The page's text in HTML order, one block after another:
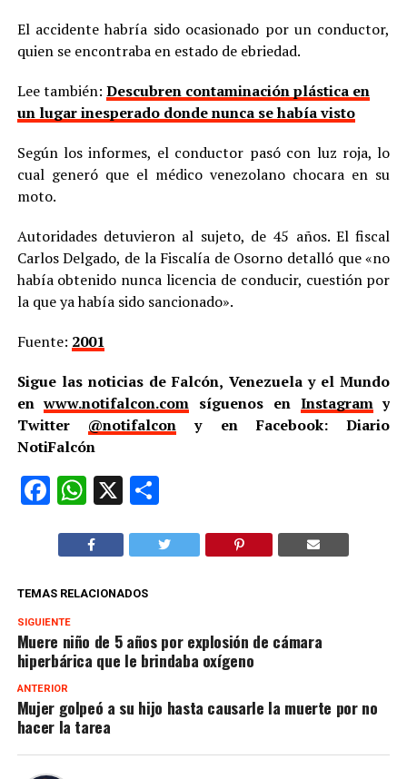
El accidente habría sido ocasionado por un conductor,
quien se encontraba en estado de ebriedad.
Lee también: Descubren contaminación plástica en
un lugar inesperado donde nunca se había visto
Según los informes, el conductor pasó con luz roja, lo
cual generó que el médico venezolano chocara en su
moto.
Autoridades detuvieron al sujeto, de 45 años. El fiscal
Carlos Delgado, de la Fiscalía de Osorno detalló que «no
había obtenido nunca licencia de conducir, cuestión por
la que ya había sido sancionado».
Fuente: 2001
Sigue las noticias de Falcón, Venezuela y el Mundo
enwww.notifalcon.com síguenos en Instagramy
Twitter @notifalcon y en Facebook: Diario
NotiFalcón
Facebook
WhatsApp
X Compartir
TEMAS RELACIONADOS
SIGUIENTE
Muere niño de 5 años por explosión de cámara
hiperbárica que le brindaba oxígeno
ANTERIOR
Mujer golpeó a su hijo hasta causarle la muerte por no
hacer la tarea